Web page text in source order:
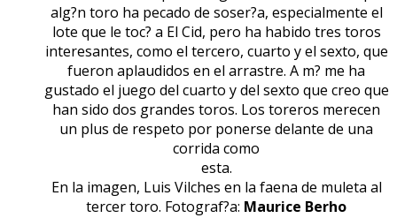
alg?n toro ha pecado de soser?a, especialmente el
lote que le toc? a El Cid, pero ha habido tres toros
interesantes, como el tercero, cuarto y el sexto, que
fueron aplaudidos en el arrastre. A m? me ha
gustado el juego del cuarto y del sexto que creo que
han sido dos grandes toros. Los toreros merecen
un plus de respeto por ponerse delante de una
corrida como
esta.
En la imagen, Luis Vilches en la faena de muleta al
tercer toro. Fotograf?a: Maurice Berho